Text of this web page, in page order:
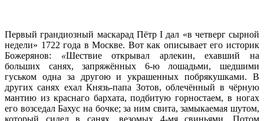
Первый грандиозный маскарад Пётр I дал «в четверг сырной
недели» 1722 года в Москве. Вот как описывает его историк
Божерянов: «Шествие открывал арлекин, ехавший на
больших санях, запряжённых 6-ю лошадьми, шедшими
гуськом одна за другою и украшенных побрякушками. В
других санях ехал Князь-папа Зотов, облечённый в чёрную
мантию из краснаго бархата, подбитую горностаем, в ногах
его возседал Бахус на бочке; за ним свита, замыкаемая шутом,
который сидел в санях, везомых 4-мя свиньями. Потом